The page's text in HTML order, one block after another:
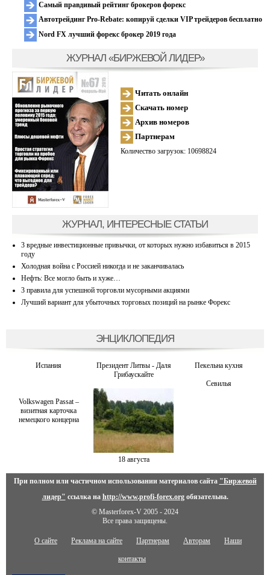
Самый правдивый рейтинг брокеров форекс
Автотрейдинг Pro-Rebate: копируй сделки VIP трейдеров бесплатно
Nord FX лучший форекс брокер 2019 года
ЖУРНАЛ «БИРЖЕВОЙ ЛИДЕР»
Читать онлайн
Скачать номер
Архив номеров
Партнерам
Количество загрузок: 10698824
ЖУРНАЛ, ИНТЕРЕСНЫЕ СТАТЬИ
3 вредные инвестиционные привычки, от которых нужно избавиться в 2015
году
Холодная война с Россией никогда и не заканчивалась
Нефть: Все могло быть и хуже…
3 правила для успешной торговли мусорными акциями
Лучший вариант для убыточных торговых позиций на рынке Форекс
ЭНЦИКЛОПЕДИЯ
Испания
Президент Литвы - Даля
Грибаускайте
Пекельна кухня
Севилья
Volkswagen Passat –
визитная карточка
немецкого концерна
18 августа
При полном или частичном использовании материалов сайта "Биржевой
лидер" ссылка на http://www.profi-forex.orgобязательна.
© Masterforex-V 2005 - 2024
Все права защищены.
О сайте Реклама на сайте Партнерам Авторам Наши
контакты